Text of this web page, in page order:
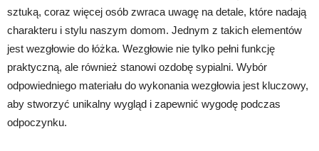
sztuką, coraz więcej osób zwraca uwagę na detale, które nadają
charakteru i stylu naszym domom. Jednym z takich elementów
jest wezgłowie do łóżka. Wezgłowie nie tylko pełni funkcję
praktyczną, ale również stanowi ozdobę sypialni. Wybór
odpowiedniego materiału do wykonania wezgłowia jest kluczowy,
aby stworzyć unikalny wygląd i zapewnić wygodę podczas
odpoczynku.